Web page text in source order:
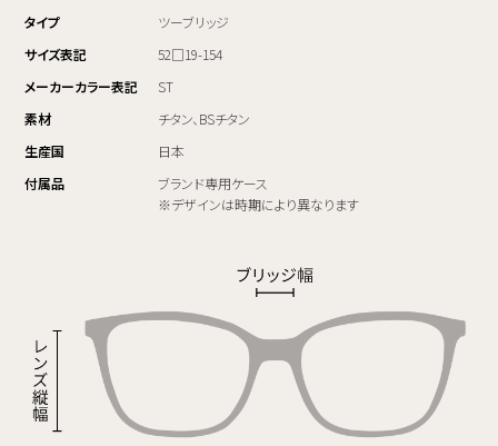
タイプ
ツーブリッジ
サイズ表記
52□19-154
メーカーカラー表記
ST
素材
チタン、BSチタン
生産国
日本
付属品
ブランド専用ケース
※デザインは時期により異なります